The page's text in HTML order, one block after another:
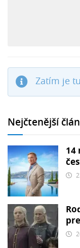
Zatím je
Nejčtenější
14